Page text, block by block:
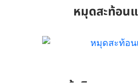
หมุดสะท้อน